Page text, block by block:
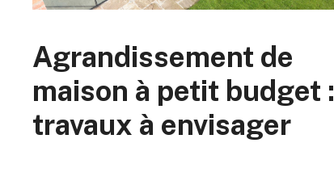
Agrandissement de
maison à petit budget :
travaux à envisager